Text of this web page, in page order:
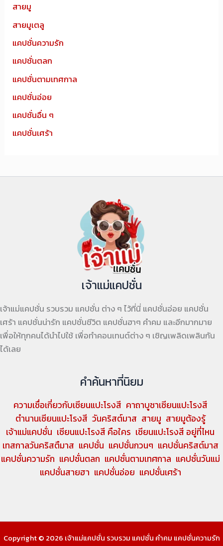
สายมู
สายมูเตลู
แคปชั่นความรัก
แคปชั่นตลก
แคปชั่นตามเทศกาล
แคปชั่นอ่อย
แคปชั่นอื่น ๆ
แคปชั่นเศร้า
เจ้าแม่แคปชั่น
เจ้าแม่แคปชั่น รวบรวม แคปชั่น ต่าง ๆ ไว้ที่นี่ แคปชั่นอ่อย แคปชั่น
เศร้า แคปชั่นน่ารัก แคปชั่นชีวิต แคปชั่นฮาๆ คำคม และอีกมากมาย
เพื่อให้ทุกคนได้นำไปใช้ เพื่อทำคอนเทนต์ต่าง ๆ เชิญเพลิดเพลินกัน
ได้เลย
คำค้นหาที่นิยม
ความเชื่อเกี่ยวกับเซียนแปะโรงสี คาถาบูชาเซียนแปะโรงสี
ตำนานเซียนแปะโรงสี วันคริสต์มาส สายมู สายมูต้องรู้
เจ้าแม่แคปชั่น เซียนแปะโรงสี คือใคร เซียนแปะโรงสี อยู่ที่ไหน
เทสกาลวันคริสตืมาส แคปชั่น แคปชั่นกวนๆ แคปชั่นคริสต์มาส
แคปชั่นความรัก แคปชั่นตลก แคปชั่นตามเทศกาล แคปชั่นวันแม่
แคปชั่นสายฮา แคปชั่นอ่อย แคปชั่นเศร้า
Copyright © 2026 เจ้าแม่แคปชั่น รวบรวม แคปชั่น คำคม แคปชั่นความรัก